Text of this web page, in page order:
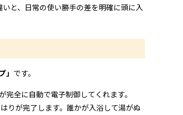
と、日常の使い勝手の差を明確に頭に入
」 です。
全に自動で電子制御してくれます。
りが完了します。誰かが入浴して湯がぬ